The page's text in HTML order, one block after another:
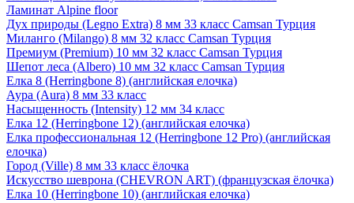
Ламинат Alpine floor
Дух природы (Legno Extra) 8 мм 33 класс Camsan Турция
Миланго (Milango) 8 мм 32 класс Camsan Турция
Премиум (Premium) 10 мм 32 класс Camsan Турция
Шепот леса (Albero) 10 мм 32 класс Camsan Турция
Елка 8 (Herringbone 8) (английская елочка)
Аура (Aura) 8 мм 33 класс
Насыщенность (Intensity) 12 мм 34 класс
Елка 12 (Herringbone 12) (английская елочка)
Елка профессиональная 12 (Herringbone 12 Pro) (английская
елочка)
Город (Ville) 8 мм 33 класс ёлочка
Искусство шеврона (CHEVRON ART) (французская ёлочка)
Елка 10 (Herringbone 10) (английская елочка)